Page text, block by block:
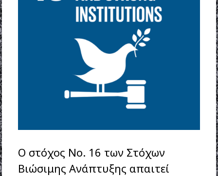
Ο στόχος Νο. 16 των Στόχων
Βιώσιμης Ανάπτυξης απαιτεί